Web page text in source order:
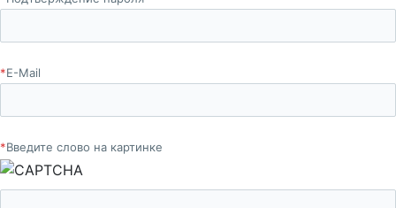
*E-Mail
*Введите слово на картинке